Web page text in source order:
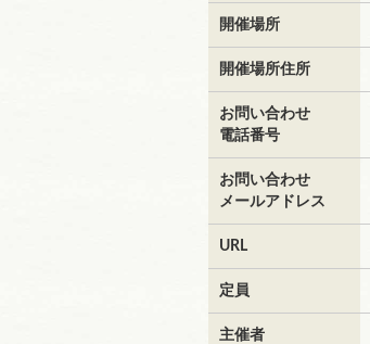
開催場所
開催場所住所
お問い合わせ
電話番号
お問い合わせ
メールアドレス
URL
定員
主催者